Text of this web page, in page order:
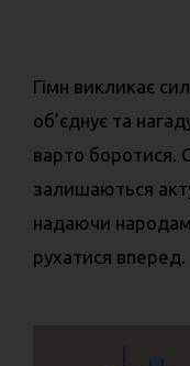
Гімн викликає
об’єднує та
варто боротися.
залишаються
надаючи народам
рухатися вперед.